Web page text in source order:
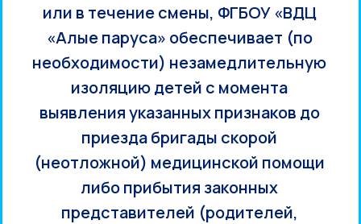
или в течение смены, ФГБОУ «ВДЦ
«Алые паруса» обеспечивает (по
необходимости) незамедлительную
изоляцию детей с момента
выявления указанных признаков до
приезда бригады скорой
(неотложной) медицинской помощи
либо прибытия законных
представителей (родителей,